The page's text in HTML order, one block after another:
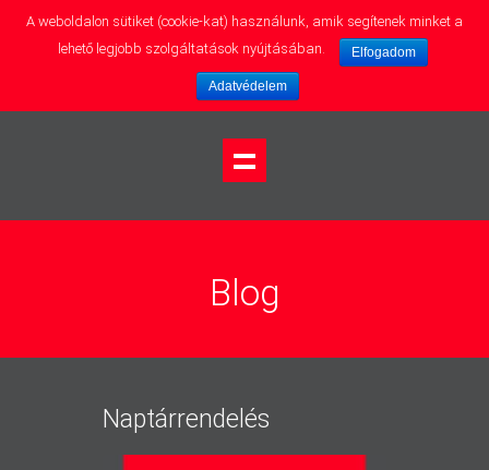
Blog
Naptárrendelés
A weboldalon sütiket (cookie-kat) használunk, amik segítenek minket a
lehető legjobb szolgáltatások nyújtásában.
Elfogadom
Adatvédelem